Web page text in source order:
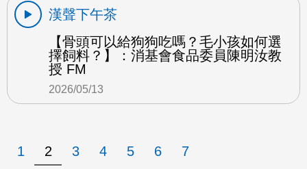
漢聲下午茶
【骨頭可以給狗狗吃嗎？毛小孩如何選
擇飼料？】：消基會食品委員陳明汝教
授 FM
2026/05/13
1 2 3 4 5 6 7